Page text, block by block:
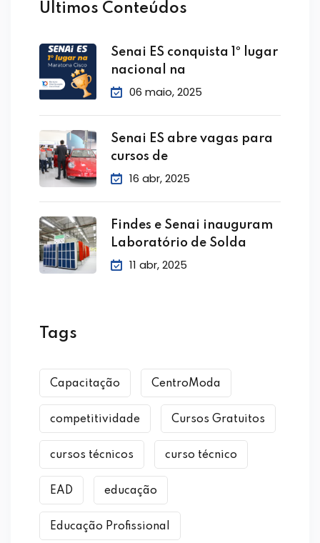
Últimos Conteúdos
Senai ES conquista 1º lugar
nacional na
06 maio, 2025
Senai ES abre vagas para
cursos de
16 abr, 2025
Findes e Senai inauguram
Laboratório de Solda
11 abr, 2025
Tags
Capacitação CentroModa
competitividade Cursos Gratuitos
cursos técnicos curso técnico
EAD educação
Educação Profissional